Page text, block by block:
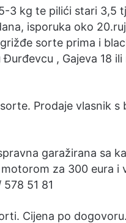
3 kg te pilići stari 3,5
isporuka oko
sorte prima i
, Gajeva 18 ili
Prodaje vlasnik
garažirana sa
za 300 eura i
51 81
Cijena po